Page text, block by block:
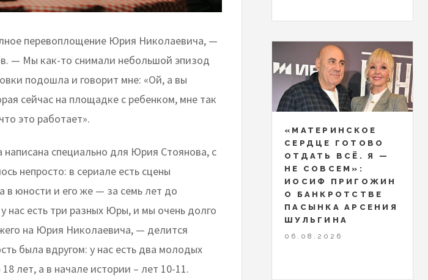
перевоплощение Юрия Николаевича, —
— Мы как-то снимали небольшой эпизод
подошла и говорит мне: «Ой, а вы
сейчас на площадке с ребенком, мне так
это работает».
специально для Юрия Стоянова, с
непросто: в сериале есть сцены
в юности и его же — за семь лет до
нас есть три разных Юры, и мы очень долго
на Юрия Николаевича, — делится
была вдругом: у нас есть два молодых
лет, а в начале истории – лет 10-11.
«МАТЕРИНСКОЕ
СЕРДЦЕ ГОТОВО
ОТДАТЬ ВСЁ. Я —
НЕ СОВСЕМ»:
ИОСИФ ПРИГОЖИН
О БАНКРОТСТВЕ
ПАСЫНКА АРСЕНИЯ
ШУЛЬГИНА
06.08.2026